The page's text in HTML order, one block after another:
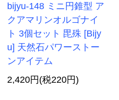
bijyu-148 ミニ円錐型 ア
クアマリンオルゴナイ
ト 3個セット 毘殊 [Bijy
u] 天然石パワーストー
ンアイテム
2,420円(税220円)